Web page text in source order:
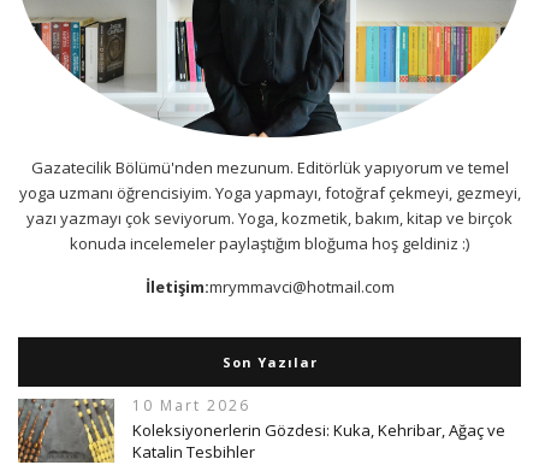
Gazatecilik Bölümü'nden mezunum. Editörlük yapıyorum ve temel
yoga uzmanı öğrencisiyim. Yoga yapmayı, fotoğraf çekmeyi, gezmeyi,
yazı yazmayı çok seviyorum. Yoga, kozmetik, bakım, kitap ve birçok
konuda incelemeler paylaştığım bloğuma hoş geldiniz :)
İletişim:mrymmavci@hotmail.com
Son Yazılar
10 Mart 2026
Koleksiyonerlerin Gözdesi: Kuka, Kehribar, Ağaç ve
Katalin Tesbihler